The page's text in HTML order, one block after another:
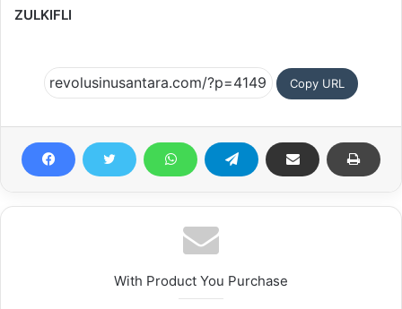
ZULKIFLI
Copy URL
With Product You Purchase